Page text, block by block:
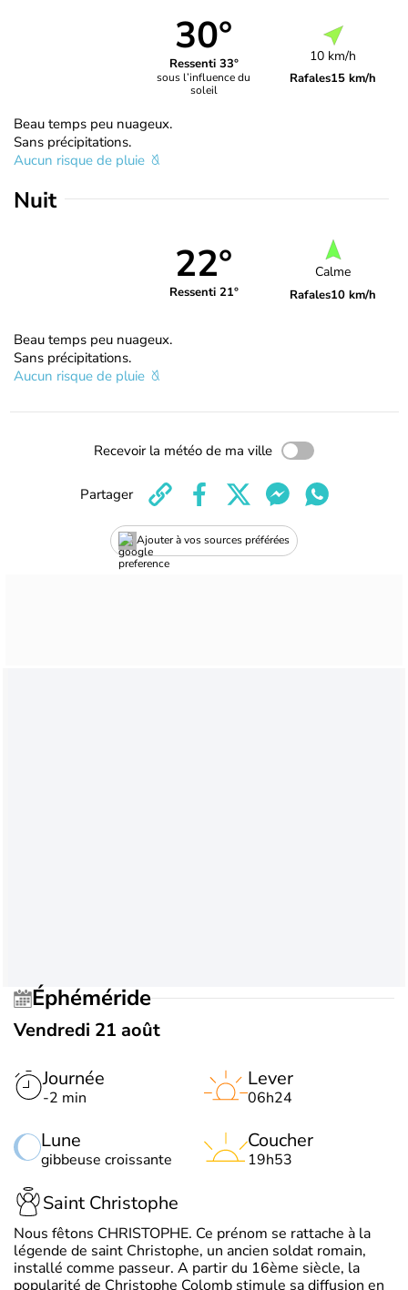
30°
Ressenti 33°
sous l’influence du
soleil
10 km/h
Rafales15 km/h
Beau temps peu nuageux.
Sans précipitations.
Aucun risque de pluie
Nuit
22°
Ressenti 21°
Calme
Rafales10 km/h
Beau temps peu nuageux.
Sans précipitations.
Aucun risque de pluie
Recevoir la météo de ma ville
Ajouter à vos sources préférées
Partager
Éphéméride
Vendredi 21 août
Journée
-2 min
Lune
gibbeuse croissante
Lever
06h24
Coucher
19h53
Saint Christophe
Nous fêtons CHRISTOPHE. Ce prénom se rattache à la
légende de saint Christophe, un ancien soldat romain,
installé comme passeur. A partir du 16ème siècle, la
popularité de Christophe Colomb stimule sa diffusion en